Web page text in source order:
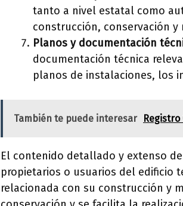
tanto a nivel estatal como
construcción, conservación
Planos y documentación
documentación técnica
planos de instalaciones, los
También te puede interesar Registro
El contenido detallado y extenso
propietarios o usuarios del edificio
relacionada con su construcción y